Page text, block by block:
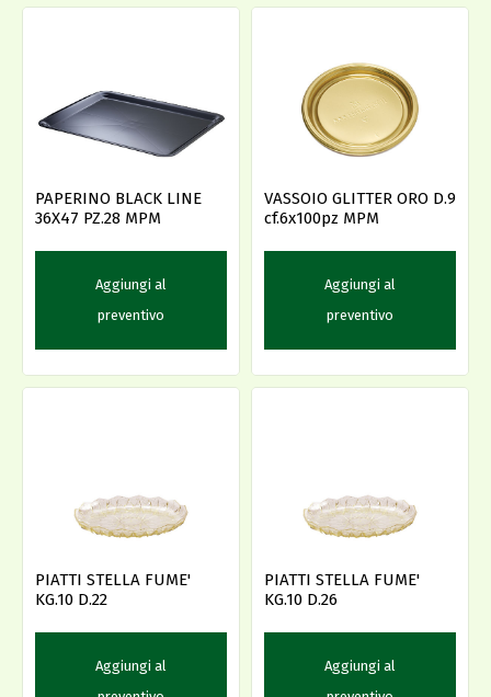
PAPERINO BLACK LINE
36X47 PZ.28 MPM
Aggiungi al
preventivo
VASSOIO GLITTER ORO D.9
cf.6x100pz MPM
Aggiungi al
preventivo
PIATTI STELLA FUME'
KG.10 D.22
Aggiungi al
PIATTI STELLA FUME'
KG.10 D.26
Aggiungi al